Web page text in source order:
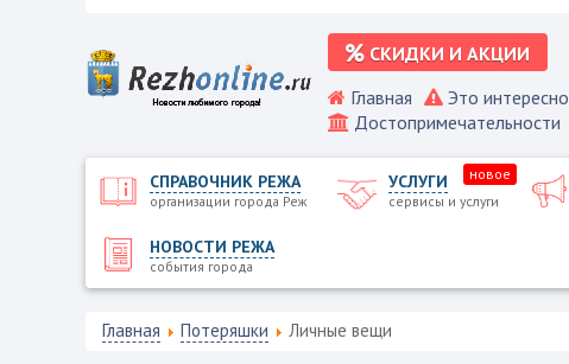
СКИДКИ И АКЦИИ
Главная Это интересно
Достопримечательности
СПРАВОЧНИК РЕЖА
организации города Реж
УСЛУГИ
сервисы и услуги
новое
НОВОСТИ РЕЖА
события города
Главная Потеряшки Личные вещи